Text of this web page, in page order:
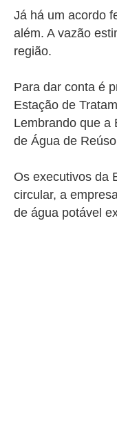
Já há um acordo
além. A vazão
região.
Para dar conta é
Estação de
Lembrando que a
de Água de
Os executivos da
circular, a
de água potável